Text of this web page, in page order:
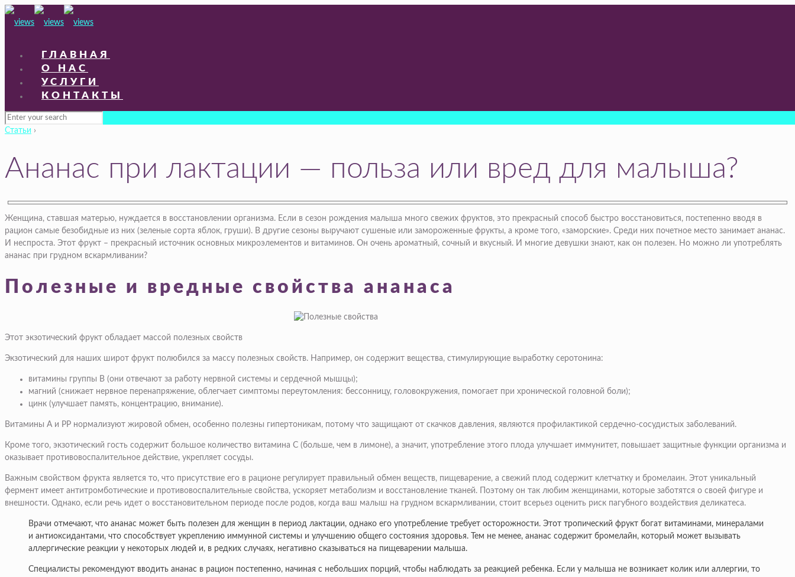
ГЛАВНАЯ
О НАС
УСЛУГИ
КОНТАКТЫ
Статьи ›
Ананас при лактации — польза или вред для малыша?
Женщина, ставшая матерью, нуждается в восстановлении организма. Если в сезон рождения малыша много свежих фруктов, это прекрасный способ быстро восстановиться, постепенно вводя в
рацион самые безобидные из них (зеленые сорта яблок, груши). В другие сезоны выручают сушеные или замороженные фрукты, а кроме того, «заморские». Среди них почетное место занимает ананас.
И неспроста. Этот фрукт – прекрасный источник основных микроэлементов и витаминов. Он очень ароматный, сочный и вкусный. И многие девушки знают, как он полезен. Но можно ли употреблять
ананас при грудном вскармливании?
Полезные и вредные свойства ананаса
Этот экзотический фрукт обладает массой полезных свойств
Экзотический для наших широт фрукт полюбился за массу полезных свойств. Например, он содержит вещества, стимулирующие выработку серотонина:
витамины группы В (они отвечают за работу нервной системы и сердечной мышцы);
магний (снижает нервное перенапряжение, облегчает симптомы переутомления: бессонницу, головокружения, помогает при хронической головной боли);
цинк (улучшает память, концентрацию, внимание).
Витамины А и РР нормализуют жировой обмен, особенно полезны гипертоникам, потому что защищают от скачков давления, являются профилактикой сердечно-сосудистых заболеваний.
Кроме того, экзотический гость содержит большое количество витамина С (больше, чем в лимоне), а значит, употребление этого плода улучшает иммунитет, повышает защитные функции организма и
оказывает противовоспалительное действие, укрепляет сосуды.
Важным свойством фрукта является то, что присутствие его в рационе регулирует правильный обмен веществ, пищеварение, а свежий плод содержит клетчатку и бромелаин. Этот уникальный
фермент имеет антитромботические и противовоспалительные свойства, ускоряет метаболизм и восстановление тканей. Поэтому он так любим женщинами, которые заботятся о своей фигуре и
внешности. Однако, если речь идет о восстановительном периоде после родов, когда ваш малыш на грудном вскармливании, стоит всерьез оценить риск пагубного воздействия деликатеса.
Врачи отмечают, что ананас может быть полезен для женщин в период лактации, однако его употребление требует осторожности. Этот тропический фрукт богат витаминами, минералами
и антиоксидантами, что способствует укреплению иммунной системы и улучшению общего состояния здоровья. Тем не менее, ананас содержит бромелайн, который может вызывать
аллергические реакции у некоторых людей и, в редких случаях, негативно сказываться на пищеварении малыша.
Специалисты рекомендуют вводить ананас в рацион постепенно, начиная с небольших порций, чтобы наблюдать за реакцией ребенка. Если у малыша не возникает колик или аллергии, то